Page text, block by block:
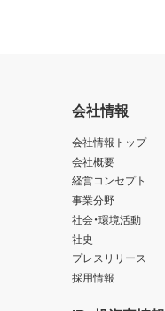
会社情報
会社情報トップ
会社概要
経営コンセプト
事業分野
社会・環境活動
社史
プレスリリース
採用情報